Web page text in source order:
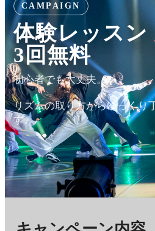
CAMPAIGN
体験レッスン
3回無料
初心者でも大丈夫。
リズムの取り方からゆっくり
す。